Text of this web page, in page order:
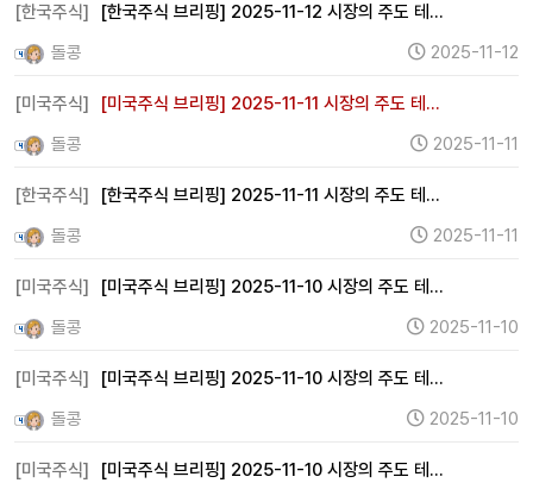
[한국주식]
[한국주식 브리핑] 2025-11-12 시장의 주도 테…
돌콩
2025-11-12
[미국주식]
[미국주식 브리핑] 2025-11-11 시장의 주도 테…
돌콩
2025-11-11
[한국주식]
[한국주식 브리핑] 2025-11-11 시장의 주도 테…
돌콩
2025-11-11
[미국주식]
[미국주식 브리핑] 2025-11-10 시장의 주도 테…
돌콩
2025-11-10
[미국주식]
[미국주식 브리핑] 2025-11-10 시장의 주도 테…
돌콩
2025-11-10
[미국주식]
[미국주식 브리핑] 2025-11-10 시장의 주도 테…